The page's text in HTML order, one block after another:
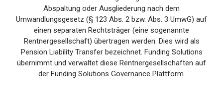
Abspaltung oder Ausgliederung nach dem
Umwandlungsgesetz (§ 123 Abs. 2 bzw. Abs. 3 UmwG) auf
einen separaten Rechtsträger (eine sogenannte
Rentnergesellschaft) übertragen werden. Dies wird als
Pension Liability Transfer bezeichnet. Funding Solutions
übernimmt und verwaltet diese Rentnergesellschaften auf
der Funding Solutions Governance Plattform.